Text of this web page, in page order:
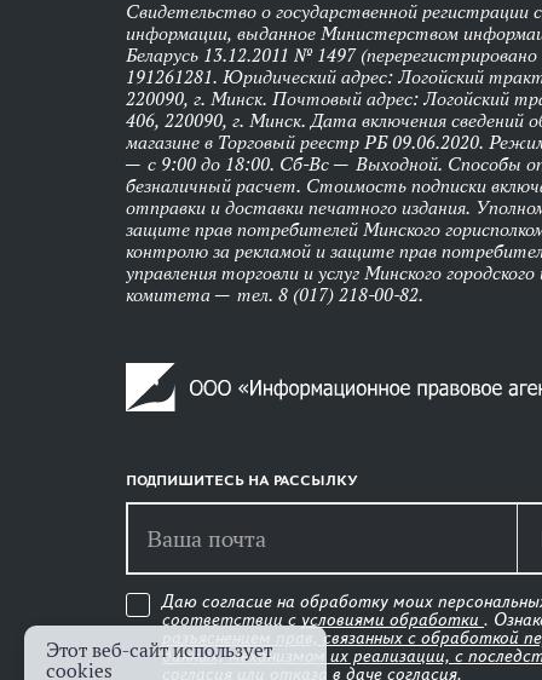
Свидетельство о государственной регистрации
информации, выданное Министерством
Беларусь 13.12.2011 № 1497
191261281. Юридический адрес: Логойский
220090, г. Минск. Почтовый адрес: Логойский
406, 220090, г. Минск. Дата включения сведений
магазине в Торговый реестр РБ 09.06.2020.
— с 9:00 до 18:00. Сб-Вс — Выходной. Способы
безналичный расчет. Стоимость подписки
отправки и доставки печатного издания.
защите прав потребителей Минского
контролю за рекламой и защите прав
управления торговли и услуг Минского
комитета — тел. 8 (017) 218-00-82.
ПОДПИШИТЕСЬ НА РАССЫЛКУ
Даю согласие на обработку моих
соответствии с условиями обработки .
разъяснением прав, связанных с обработкой
данных, механизмом их реализации, с
согласия или отказа в даче согласия.
Этот веб-сайт использует
cookies